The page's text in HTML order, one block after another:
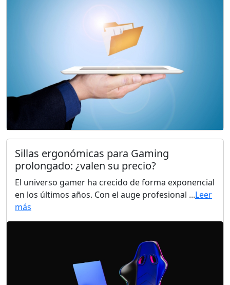
Sillas ergonómicas para Gaming
prolongado: ¿valen su precio?
El universo gamer ha crecido de forma exponencial
en los últimos años. Con el auge profesional ...Leer
más